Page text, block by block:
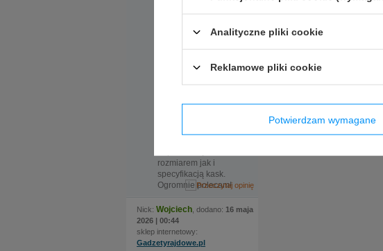
zamówiliśmy kask w
ekspedientka
kasku jaki nas
zmiany modelu, po
rozmiarem jak i
specyfikacją kask.
Ogromnie polecam!
Nick: Wojciech , dodano: 16 maja
2026 | 00:44
sklep internetowy:
Gadzetyrajdowe.pl
Analityczne pliki cookie
Reklamowe pliki cookie
Potwierdzam wymagane